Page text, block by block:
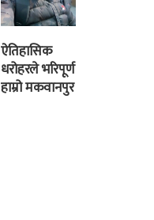
ऐतिहासिक
धरोहरले भरिपूर्ण
हाम्रो मकवानपुर